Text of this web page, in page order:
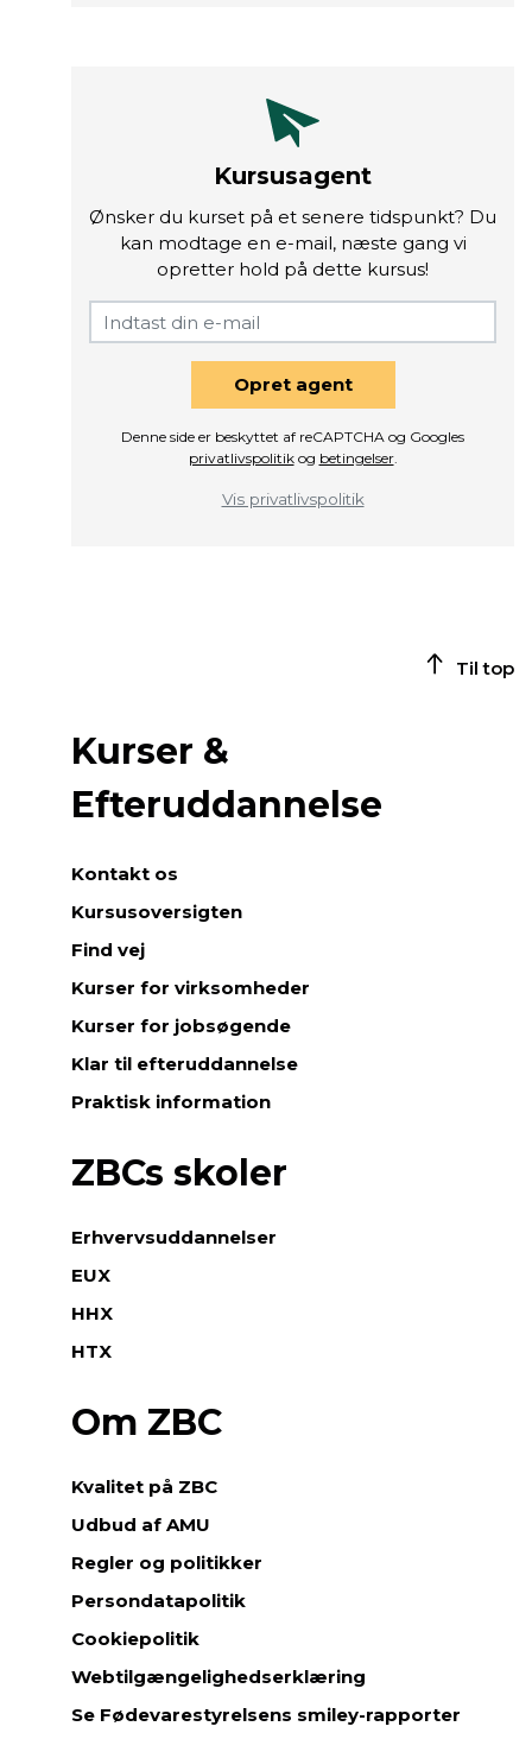
Kursusagent
Ønsker du kurset på et senere tidspunkt? Du
kan modtage en e-mail, næste gang vi
opretter hold på dette kursus!
Opret agent
Denne side er beskyttet af reCAPTCHA og Googles
privatlivspolitikog betingelser.
Vis privatlivspolitik
Til top
Kurser &
Efteruddannelse
Kontakt os
Kursusoversigten
Find vej
Kurser for virksomheder
Kurser for jobsøgende
Klar til efteruddannelse
Praktisk information
ZBCs skoler
Erhvervsuddannelser
EUX
HHX
HTX
Om ZBC
Kvalitet på ZBC
Udbud af AMU
Regler og politikker
Persondatapolitik
Cookiepolitik
Webtilgængelighedserklæring
Se Fødevarestyrelsens smiley-rapporter